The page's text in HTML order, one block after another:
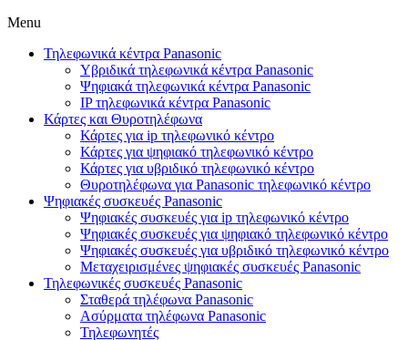
Menu
Τηλεφωνικά κέντρα Panasonic
Υβριδικά τηλεφωνικά κέντρα Panasonic
Ψηφιακά τηλεφωνικά κέντρα Panasonic
IP τηλεφωνικά κέντρα Panasonic
Κάρτες και Θυροτηλέφωνα
Κάρτες για ip τηλεφωνικό κέντρο
Κάρτες για ψηφιακό τηλεφωνικό κέντρο
Κάρτες για υβριδικό τηλεφωνικό κέντρο
Θυροτηλέφωνα για Panasonic τηλεφωνικό κέντρο
Ψηφιακές συσκευές Panasonic
Ψηφιακές συσκευές για ip τηλεφωνικό κέντρο
Ψηφιακές συσκευές για ψηφιακό τηλεφωνικό κέντρο
Ψηφιακές συσκευές για υβριδικό τηλεφωνικό κέντρο
Μεταχειρισμένες ψηφιακές συσκευές Panasonic
Τηλεφωνικές συσκευές Panasonic
Σταθερά τηλέφωνα Panasonic
Ασύρματα τηλέφωνα Panasonic
Τηλεφωνητές